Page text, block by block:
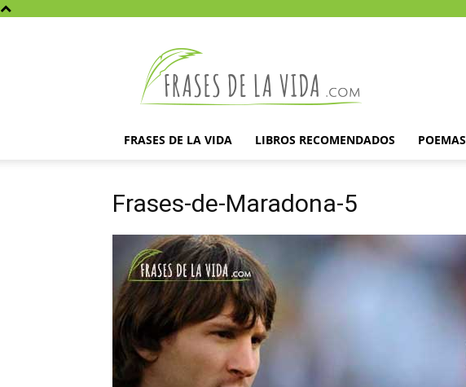
la
vida
FRASES DE LA VIDA LIBROS RECOMENDADOS POEMAS
Frases-de-Maradona-5